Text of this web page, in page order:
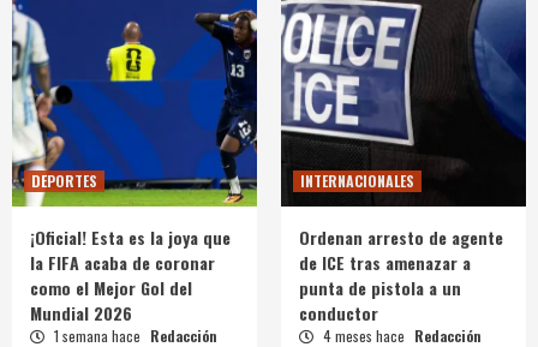
DEPORTES
¡Oficial! Esta es la joya que
la FIFA acaba de coronar
como el Mejor Gol del
Mundial 2026
1 semana hace Redacción
INTERNACIONALES
Ordenan arresto de agente
de ICE tras amenazar a
punta de pistola a un
conductor
4 meses hace Redacción